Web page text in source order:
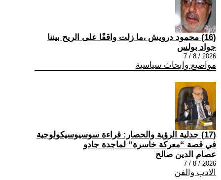
(16) محمود درويش ،ما زلت واقفًا على الريح بيننا
جواد بولس
2026 / 8 / 7
مواضيع وابحاث سياسية
(17) جدلية الرؤية والحصار: قراءة سوسيوسيكولوجية
في قصة “معركة خاسرة” لماجدة جادو
عصام الدين صالح
2026 / 8 / 7
الادب والفن